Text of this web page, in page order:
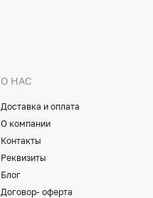
О НАС
Доставка и оплата
О компании
Контакты
Реквизиты
Блог
Договор- оферта